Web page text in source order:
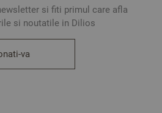
si fiti primul care afla
si noutatile in Dilios
va